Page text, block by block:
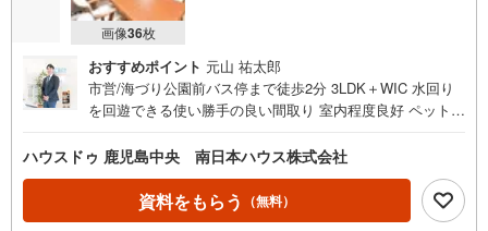
画像36枚
おすすめポイント 元山 祐太郎
市営/海づり公園前バス停まで徒歩2分 3LDK＋WIC 水回り
を回遊できる使い勝手の良い間取り 室内程度良好 ペット飼
つきご内覧希望の際は事前にお問合せ下さい ■周辺環境■・
今村総合病院まで徒歩5分（約390m）・ローソン与次郎二
丁目店まで徒歩5分（約400m）・鹿児島県庁舎まで徒歩6分
（約450m）・真砂本町公園まで徒歩8分（約610m）・鴨池
ハウスドゥ 鹿児島中央 南日本ハウス株式会社
資料をもらう （無料）